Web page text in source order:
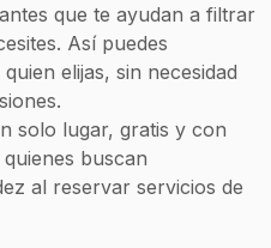
que te ayudan a filtrar
Así puedes
elijas, sin necesidad
solo lugar, gratis y con
buscan
al reservar servicios de